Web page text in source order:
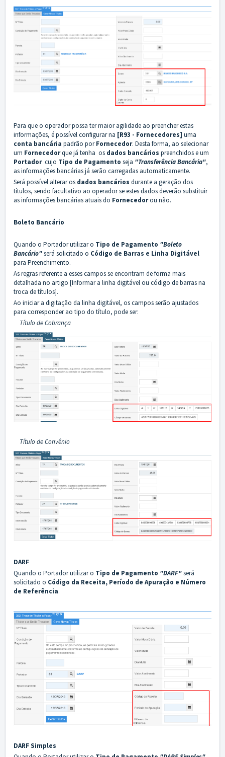
Para que o operador possa ter maior agilidade ao preencher estas
informações, é possível configurar na [R93 - Fornecedores] uma
conta bancária padrão porFornecedor. Desta forma, ao selecionar
um Fornecedorque já tenha os dados bancários preenchidos e um
Portador cujo Tipo de Pagamento seja "Transferência Bancária",
as informações bancárias já serão carregadas automaticamente.
Será possível alterar os dados bancários durante a geração dos
títulos, sendo facultativo ao operador se estes dados deverão substituir
as informações bancárias atuais do Fornecedorou não.
Boleto Bancário
Quando o Portador utilizar o Tipo de Pagamento "Boleto
Bancário"será solicitado o Código de Barras e Linha Digitável
para Preenchimento.
As regras referente a esses campos se encontram de forma mais
detalhada no artigo [Informar a linha digitável ou código de barras na
troca de títulos].
Ao iniciar a digitação da linha digitável, os campos serão ajustados
para corresponder ao tipo do título, pode ser:
Título de Cobrança
Título de Convênio
DARF
Quando o Portador utilizar o Tipo de Pagamento "DARF"será
solicitado o Código da Receita, Período de Apuração e Número
de Referência.
DARF Simples